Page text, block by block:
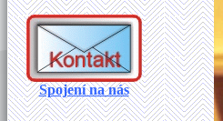
Spojení na nás